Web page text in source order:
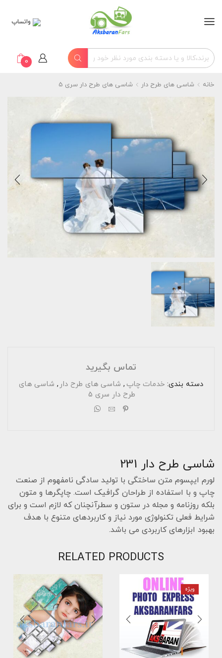
واتساپ
0
خانه شاسی های طرح دار شاسی های طرح دار سری 5
تماس بگیرید
دسته بندی: خدمات چاپ , شاسی های طرح دار , شاسی های
طرح دار سری 5
شاسی طرح دار 231
لورم ایپسوم متن ساختگی با تولید سادگی نامفهوم از صنعت
چاپ و با استفاده از طراحان گرافیک است. چاپگرها و متون
بلکه روزنامه و مجله در ستون و سطرآنچنان که لازم است و برای
شرایط فعلی تکنولوژی مورد نیاز و کاربردهای متنوع با هدف
بهبود ابزارهای کاربردی می باشد.
RELATED PRODUCTS
ویژه